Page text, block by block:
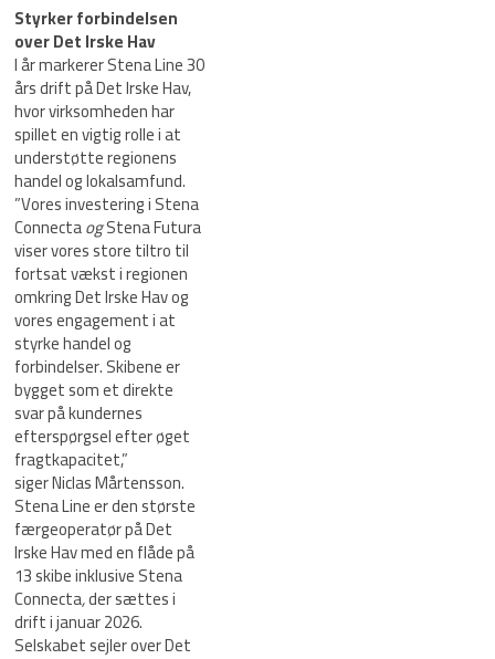
Styrker forbindelsen
over Det Irske Hav
I år markerer Stena Line 30
års drift på Det Irske Hav,
hvor virksomheden har
spillet en vigtig rolle i at
understøtte regionens
handel og lokalsamfund.
”Vores investering i Stena
ConnectaogStena Futura
viser vores store tiltro til
fortsat vækst i regionen
omkring Det Irske Hav og
vores engagement i at
styrke handel og
forbindelser. Skibene er
bygget som et direkte
svar på kundernes
efterspørgsel efter øget
fragtkapacitet,”
siger Niclas Mårtensson.
Stena Line er den største
færgeoperatør på Det
Irske Hav med en flåde på
13 skibe inklusive Stena
Connecta,der sættes i
drift i januar 2026.
Selskabet sejler over Det